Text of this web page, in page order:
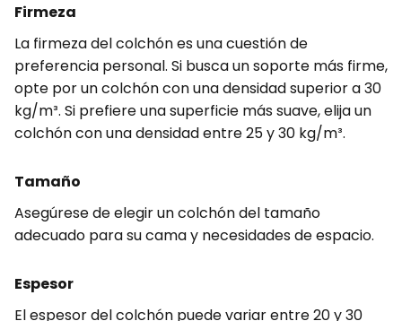
Firmeza
La firmeza del colchón es una cuestión de
preferencia personal. Si busca un soporte más firme,
opte por un colchón con una densidad superior a 30
kg/m³. Si prefiere una superficie más suave, elija un
colchón con una densidad entre 25 y 30 kg/m³.
Tamaño
Asegúrese de elegir un colchón del tamaño
adecuado para su cama y necesidades de espacio.
Espesor
El espesor del colchón puede variar entre 20 y 30